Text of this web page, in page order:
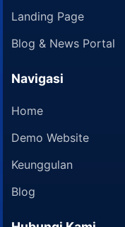
Landing Page
Blog & News Portal
Navigasi
Home
Demo Website
Keunggulan
Blog